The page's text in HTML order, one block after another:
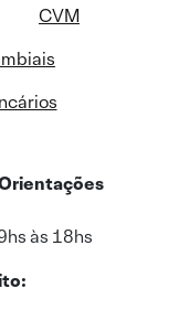
CVM
às 18hs